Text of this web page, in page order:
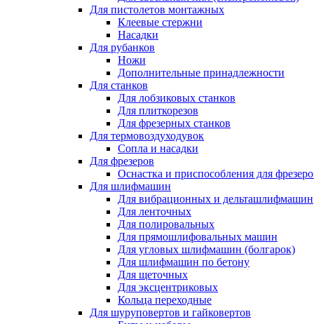
Для пистолетов монтажных
Клеевые стержни
Насадки
Для рубанков
Ножи
Дополнительные принадлежности
Для станков
Для лобзиковых станков
Для плиткорезов
Для фрезерных станков
Для термовоздуходувок
Сопла и насадки
Для фрезеров
Оснастка и приспособления для
Для шлифмашин
Для вибрационных и дельташлифмашин
Для ленточных
Для полировальных
Для прямошлифовальных машин
Для угловых шлифмашин (болгарок)
Для шлифмашин по бетону
Для щеточных
Для эксцентриковых
Кольца переходные
Для шуруповертов и гайковертов